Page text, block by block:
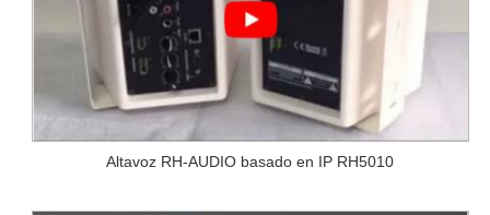
Altavoz RH-AUDIO basado en IP RH5010